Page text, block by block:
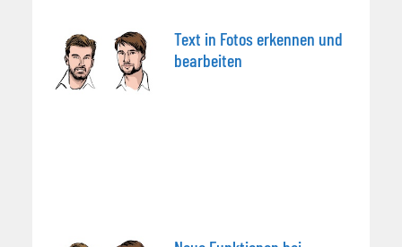
Text in Fotos erkennen und
bearbeiten